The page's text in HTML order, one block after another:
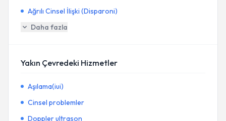
Ağrılı Cinsel İlişki (Disparoni)
Daha fazla
Yakın Çevredeki Hizmetler
Aşılama(iui)
Cinsel problemler
Doppler ultrason